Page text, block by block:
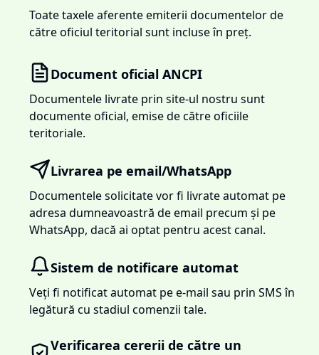
Toate taxele aferente emiterii documentelor de
către oficiul teritorial sunt incluse în preț.
Document oficial ANCPI
Documentele livrate prin site-ul nostru sunt
documente oficial, emise de către oficiile
teritoriale.
Livrarea pe email/WhatsApp
Documentele solicitate vor fi livrate automat pe
adresa dumneavoastră de email precum și pe
WhatsApp, dacă ai optat pentru acest canal.
Sistem de notificare automat
Veți fi notificat automat pe e-mail sau prin SMS în
legătură cu stadiul comenzii tale.
Verificarea cererii de către un